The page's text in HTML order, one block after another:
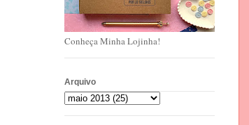
Conheça Minha Lojinha!
Arquivo